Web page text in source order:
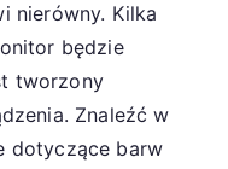
nierówny. Kilka
będzie
tworzony
Znaleźć w
dotyczące barw